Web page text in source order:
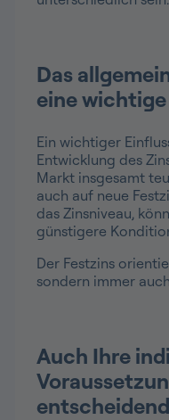
Das
eine
Ein wichtiger
Entwicklung des
Markt insgesamt
auch auf neue
das Zinsniveau,
günstigere
Der Festzins
sondern immer
Auch Ihre